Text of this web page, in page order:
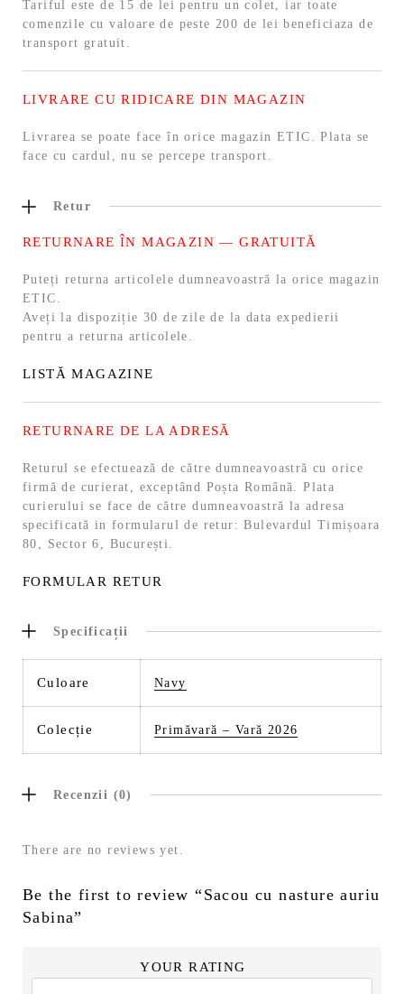
Tariful este de 15 de lei pentru un colet, iar toate
comenzile cu valoare de peste 200 de lei beneficiaza de
transport gratuit.
LIVRARE CU RIDICARE DIN MAGAZIN
Livrarea se poate face în orice magazin ETIC. Plata se
face cu cardul, nu se percepe transport.
Retur
RETURNARE ÎN MAGAZIN — GRATUITĂ
Puteți returna articolele dumneavoastră la orice magazin
ETIC.
Aveți la dispoziție 30 de zile de la data expedierii
pentru a returna articolele.
LISTĂ MAGAZINE
RETURNARE DE LA ADRESĂ
Returul se efectuează de către dumneavoastră cu orice
firmă de curierat, exceptând Poșta Română. Plata
curierului se face de către dumneavoastră la adresa
specificată in formularul de retur: Bulevardul Timișoara
80, Sector 6, București.
FORMULAR RETUR
Specificații
Culoare Navy
Colecție Primăvară – Vară 2026
Recenzii (0)
There are no reviews yet.
Be the first to review “Sacou cu nasture auriu
Sabina”
YOUR RATING